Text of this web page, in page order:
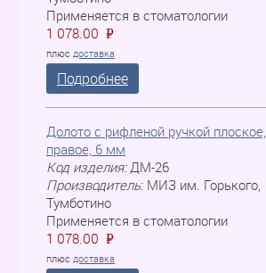
Применяется в стоматологии
1 078.00
=
P
плюс доставка
Подробнее
Долото с рифленой ручкой плоское,
правое, 6 мм
Код изделия: ДM-26
Производитель: МИЗ им. Горького,
Тумботино
Применяется в стоматологии
1 078.00
=
P
плюс доставка